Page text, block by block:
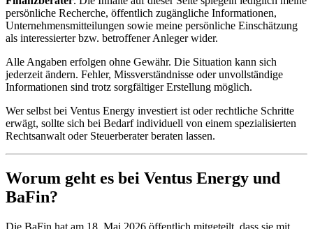
persönliche Recherche, öffentlich zugängliche Informationen,
Unternehmensmitteilungen sowie meine persönliche Einschätzung
als interessierter bzw. betroffener Anleger wider.
Alle Angaben erfolgen ohne Gewähr. Die Situation kann sich
jederzeit ändern. Fehler, Missverständnisse oder unvollständige
Informationen sind trotz sorgfältiger Erstellung möglich.
Wer selbst bei Ventus Energy investiert ist oder rechtliche Schritte
erwägt, sollte sich bei Bedarf individuell von einem spezialisierten
Rechtsanwalt oder Steuerberater beraten lassen.
Worum geht es bei Ventus Energy und
BaFin?
Die BaFin hat am 18. Mai 2026 öffentlich mitgeteilt, dass sie mit